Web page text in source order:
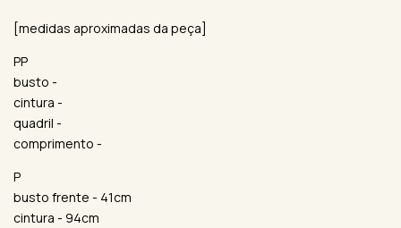
[medidas aproximadas da peça]
PP
busto -
cintura -
quadril -
comprimento -
P
busto frente - 41cm
cintura - 94cm